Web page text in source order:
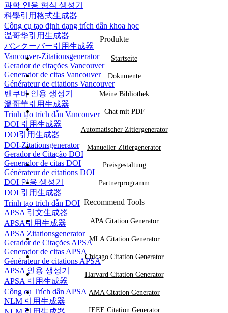
과학 인용 형식 생성기
科學引用格式生成器
Công cụ tạo định dạng trích dẫn khoa học
温哥华引用生成器
バンクーバー引用生成器
Vancouver-Zitationsgenerator
Gerador de citações Vancouver
Generador de citas Vancouver
Générateur de citations Vancouver
밴쿠버 인용 생성기
溫哥華引用生成器
Trình tạo trích dẫn Vancouver
DOI 引用生成器
DOI引用生成器
DOI-Zitationsgenerator
Gerador de Citação DOI
Generador de citas DOI
Générateur de citations DOI
DOI 인용 생성기
DOI 引用生成器
Trình tạo trích dẫn DOI
APSA 引文生成器
APSA引用生成器
APSA Zitationsgenerator
Gerador de Citações APSA
Generador de citas APSA
Générateur de citations APSA
APSA 인용 생성기
APSA 引用生成器
Công cụ Trích dẫn APSA
NLM 引用生成器
Produkte
Startseite
Dokumente
Meine Bibliothek
Chat mit PDF
Automatischer Zitiergenerator
Manueller Zitiergenerator
Preisgestaltung
Partnerprogramm
Recommend Tools
APA Citation Generator
MLA Citation Generator
Chicago Citation Generator
Harvard Citation Generator
AMA Citation Generator
IEEE Citation Generator